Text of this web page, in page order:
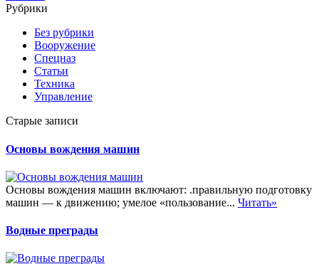
Рубрики
Без рубрики
Вооружение
Спецназ
Статьи
Техника
Управление
Старые записи
Основы вождения машин
Основы вождения машин включают: .правильную подготовку
машин — к движению; умелое «пользование... Читать»
Водные преграды